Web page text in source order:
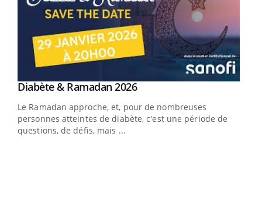
Youtube
Diabète & Ramadan 2026Youtube
Le Ramadan approche, et, pour de nombreuses
personnes atteintes de diabète, c'est une période de
questions, de défis, mais ...
Youtube
Un « jumeau numérique » pour faciliter l’accès
Un établissement lié à un groupe mutualiste innove en
matière de bilan de santé : l'utilisation d'un « jumeau